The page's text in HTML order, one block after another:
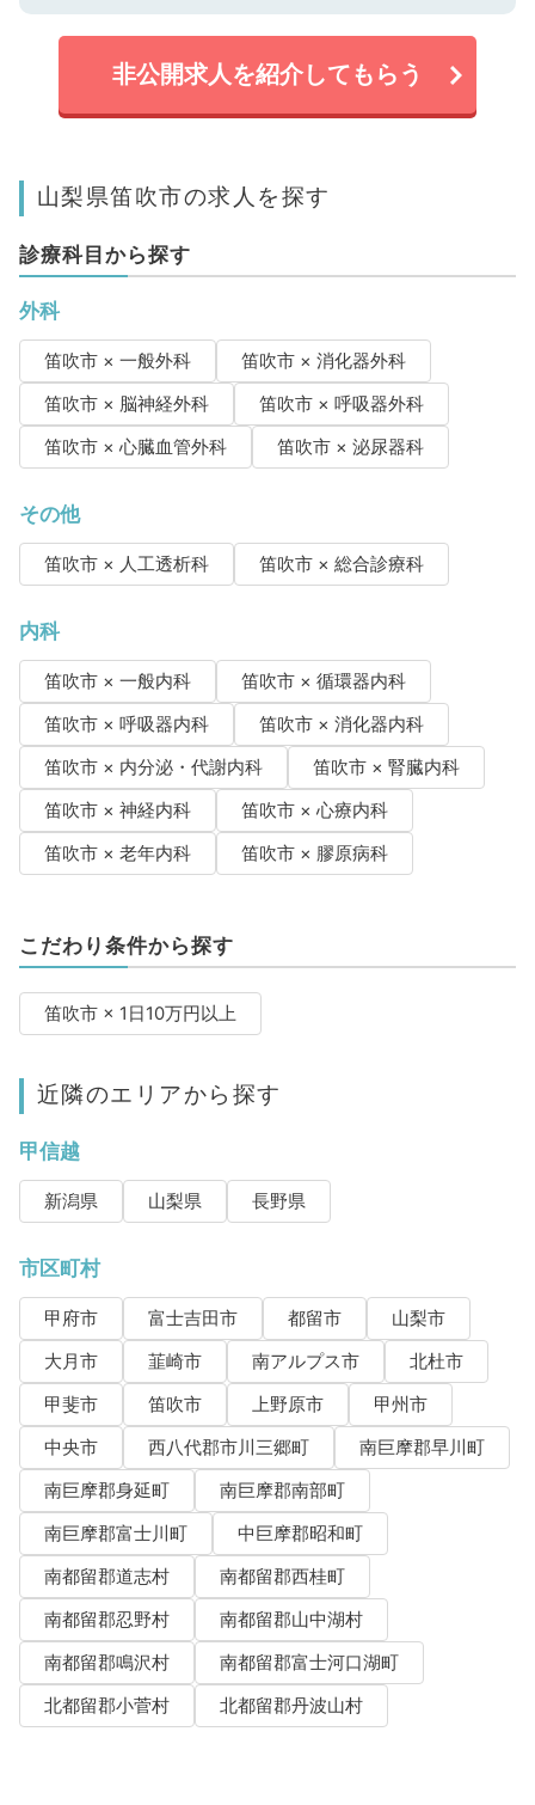
非公開求人を紹介してもらう
山梨県笛吹市の求人を探す
診療科目から探す
外科
笛吹市 × 一般外科
笛吹市 × 消化器外科
笛吹市 × 脳神経外科
笛吹市 × 呼吸器外科
笛吹市 × 心臓血管外科
笛吹市 × 泌尿器科
その他
笛吹市 × 人工透析科 笛吹市 × 総合診療科
内科
笛吹市 × 一般内科
笛吹市 × 循環器内科
笛吹市 × 呼吸器内科
笛吹市 × 消化器内科
笛吹市 × 内分泌・代謝内科
笛吹市 × 腎臓内科
笛吹市 × 神経内科
笛吹市 × 心療内科
笛吹市 × 老年内科
笛吹市 × 膠原病科
こだわり条件から探す
笛吹市 × 1日10万円以上
近隣のエリアから探す
甲信越
新潟県 山梨県 長野県
市区町村
甲府市 富士吉田市 都留市
山梨市
大月市
韮崎市 南アルプス市
北杜市
甲斐市
笛吹市 上野原市
甲州市
中央市
西八代郡市川三郷町
南巨摩郡早川町
南巨摩郡身延町
南巨摩郡南部町
南巨摩郡富士川町
中巨摩郡昭和町
南都留郡道志村
南都留郡西桂町
南都留郡忍野村
南都留郡山中湖村
南都留郡鳴沢村
南都留郡富士河口湖町
北都留郡小菅村
北都留郡丹波山村